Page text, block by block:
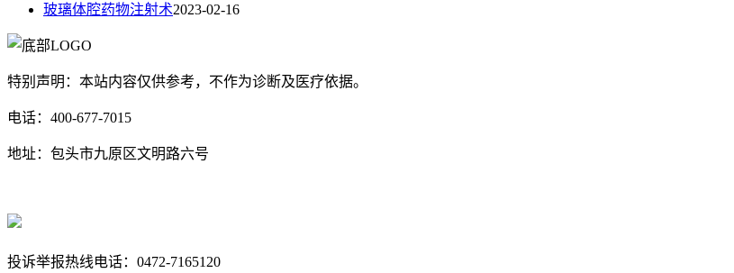
玻璃体腔药物注射术2023-02-16
特别声明：本站内容仅供参考，不作为诊断及医疗依据。
电话：400-677-7015
地址：包头市九原区文明路六号
投诉举报热线电话：0472-7165120